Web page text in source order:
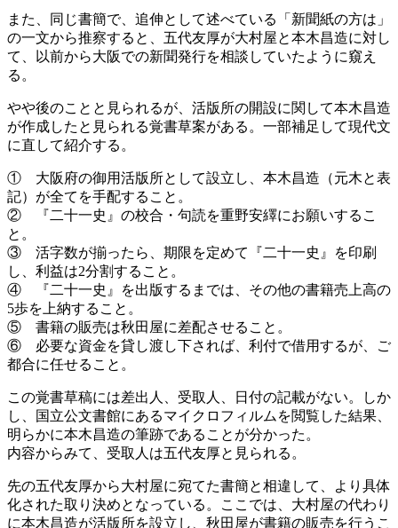
また、同じ書簡で、追伸として述べている「新聞紙の方は」
の一文から推察すると、五代友厚が大村屋と本木昌造に対し
て、以前から大阪での新聞発行を相談していたように窺え
る。
やや後のことと見られるが、活版所の開設に関して本木昌造
が作成したと見られる覚書草案がある。一部補足して現代文
に直して紹介する。
① 大阪府の御用活版所として設立し、本木昌造（元木と表
記）が全てを手配すること。
② 『二十一史』の校合・句読を重野安繹にお願いするこ
と。
③ 活字数が揃ったら、期限を定めて『二十一史』を印刷
し、利益は2分割すること。
④ 『二十一史』を出版するまでは、その他の書籍売上高の
5歩を上納すること。
⑤ 書籍の販売は秋田屋に差配させること。
⑥ 必要な資金を貸し渡し下されば、利付で借用するが、ご
都合に任せること。
この覚書草稿には差出人、受取人、日付の記載がない。しか
し、国立公文書館にあるマイクロフィルムを閲覧した結果、
明らかに本木昌造の筆跡であることが分かった。
内容からみて、受取人は五代友厚と見られる。
先の五代友厚から大村屋に宛てた書簡と相違して、より具体
化された取り決めとなっている。ここでは、大村屋の代わり
に本木昌造が活版所を設立し、秋田屋が書籍の販売を行うこ